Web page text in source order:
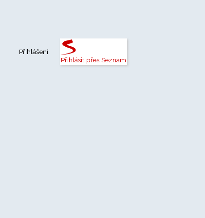
Přihlášení
Přihlásit přes Seznam